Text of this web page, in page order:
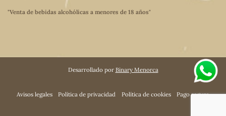
"Venta de bebidas alcohólicas a menores de 18 años"
Desarrollado por Binary Menorca
Avisos legales Política de privacidad Política de cookies Pago seguro